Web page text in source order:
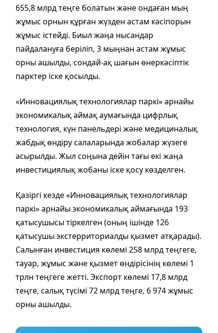
655,8 млрд теңге болатын және ондаған мың
жұмыс орнын құрған жүзден астам кәсіпорын
жұмыс істейді. Биыл жаңа нысандар
пайдалануға беріліп, 3 мыңнан астам жұмыс
орны ашылды, сондай-ақ шағын өнеркәсіптік
парктер іске қосылды.
«Инновациялық технологиялар паркі» арнайы
экономикалық аймақ аумағында цифрлық
технология, күн панельдері және медициналық
жабдық өндіру салаларында жобалар жүзеге
асырылды. Жыл соңына дейін тағы екі жаңа
инвестициялық жобаны іске қосу көзделген.
Қазіргі кезде «Инновациялық технологиялар
паркі» арнайы экономикалық аймағында 193
қатысушысы тіркелген (оның ішінде 126
қатысушы экстерриториалды қызмет атқарады).
Салынған инвестиция көлемі 258 млрд теңгеге,
тауар, жұмыс және қызмет өндірісінің көлемі 1
трлн теңгеге жетті. Экспорт көлемі 17,8 млрд
теңге, салық түсімі 72 млрд теңге, 6 974 жұмыс
орны ашылды.